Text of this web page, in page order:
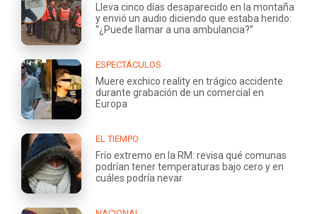
Lleva cinco días desaparecido en la montaña
y envió un audio diciendo que estaba herido:
“¿Puede llamar a una ambulancia?”
ESPECTÁCULOS
Muere exchico reality en trágico accidente
durante grabación de un comercial en
Europa
EL TIEMPO
Frío extremo en la RM: revisa qué comunas
podrían tener temperaturas bajo cero y en
cuáles podría nevar